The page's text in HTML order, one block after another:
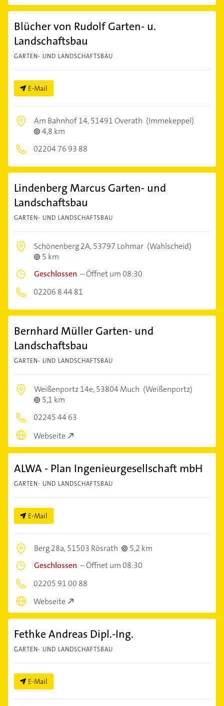
Blücher von Rudolf Garten- u.
Landschaftsbau
GARTEN- UND LANDSCHAFTSBAU
E-Mail
Am Bahnhof 14,51491 Overath (Immekeppel)
4,8 km
02204 76 93 88
Lindenberg Marcus Garten- und
Landschaftsbau
GARTEN- UND LANDSCHAFTSBAU
Schönenberg 2A,53797 Lohmar (Wahlscheid)
5 km
Geschlossen –Öffnet um 08:30
02206 8 44 81
Bernhard Müller Garten- und
Landschaftsbau
GARTEN- UND LANDSCHAFTSBAU
Weißenportz 14e,53804 Much (Weißenportz)
5,1 km
02245 44 63
Webseite
ALWA - Plan Ingenieurgesellschaft mbH
GARTEN- UND LANDSCHAFTSBAU
E-Mail
Berg 28a,51503 Rösrath
5,2 km
Geschlossen –Öffnet um 08:30
02205 91 00 88
Webseite
Fethke Andreas Dipl.-Ing.
GARTEN- UND LANDSCHAFTSBAU
E-Mail